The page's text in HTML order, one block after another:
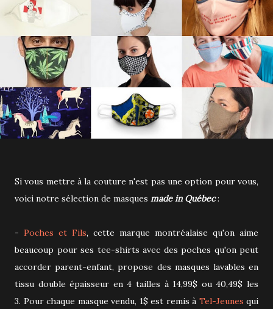
Si vous mettre à la couture n'est pas une option pour vous,
voici notre sélection de masques made in Québec:
- Poches et Fils, cette marque montréalaise qu'on aime
beaucoup pour ses tee-shirts avec des poches qu'on peut
accorder parent-enfant, propose des masques lavables en
tissu double épaisseur en 4 tailles à 14,99$ ou 40,49$ les
3. Pour chaque masque vendu, 1$ est remis à Tel-Jeunes qui